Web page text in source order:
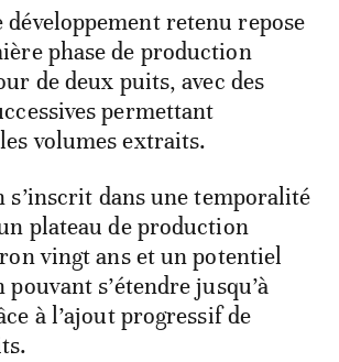
développement retenu repose
phase de production
de deux puits, avec des
permettant
volumes extraits.
s’inscrit dans une temporalité
plateau de production
vingt ans et un potentiel
s’étendre jusqu’à
à l’ajout progressif de